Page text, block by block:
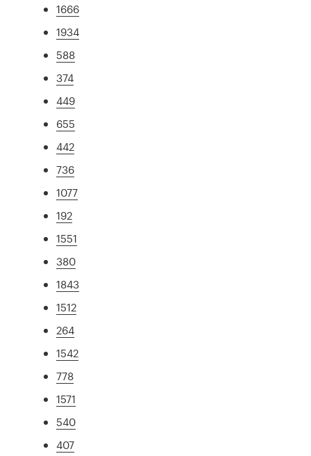
1666
1934
588
374
449
655
442
736
1077
192
1551
380
1843
1512
264
1542
778
1571
540
407